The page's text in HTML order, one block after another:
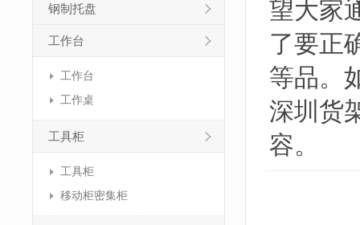
钢制托盘
工作台
工作台
工作桌
工具柜
工具柜
移动柜密集柜
望大家
了要正
等品。
深圳货
容。